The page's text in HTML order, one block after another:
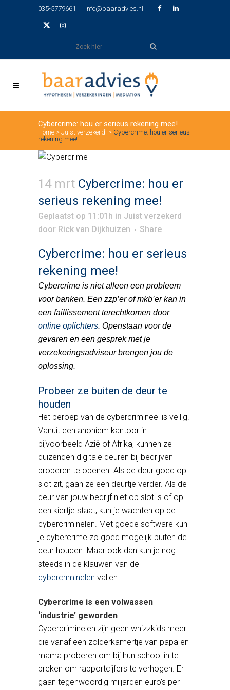
035-5779661 info@baaradvies.nl
Cybercrime: hou er serieus rekening mee!
Home > Juist verzekerd > Cybercrime: hou er serieus
rekening mee!
14 mrt Cybercrime: hou er
serieus rekening mee!
Geplaatst op 11:01h in Juist verzekerd
door Rick van Dijkhuizen Share
Cybercrime: hou er serieus
rekening mee!
Cybercrime is niet alleen een probleem
voor banken. Een zzp’er of mkb’er kan in
een faillissement terechtkomen door
online oplichters. Openstaan voor de
gevaren en een gesprek met je
verzekeringsadviseur brengen jou de
oplossing.
Probeer ze buiten de deur te
houden
Het beroep van de cybercrimineel is veilig.
Vanuit een anoniem kantoor in
bijvoorbeeld Azië of Afrika, kunnen ze
duizenden digitale deuren bij bedrijven
proberen te openen. Als de deur goed op
slot zit, gaan ze een deurtje verder. Als de
deur van jouw bedrijf niet op slot is of op
een kiertje staat, kun je wachten op de
cybercriminelen. Met goede software kun
je cybercrime zo goed mogelijk buiten de
deur houden. Maar ook dan kun je nog
steeds in de klauwen van de
cybercriminelen vallen.
Cybercrime is een volwassen
‘industrie’ geworden
Cybercriminelen zijn geen whizzkids meer
die vanaf een zolderkamertje van papa en
mama proberen om bij hun school in te
breken om rapportcijfers te verhogen. Er
gaan tegenwoordig miljarden euro’s per